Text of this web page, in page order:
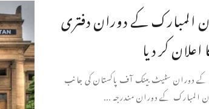
کے دوران دفتری
کر دیا
دوران سٹیٹ بینک آف پاکستان کی جانب
المبارک کے دوران مندرجہ ...